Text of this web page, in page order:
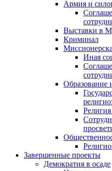
Армия и
Выставки в
Криминал
Иная
Образование
Завершенные проекты
Демократия в осаде